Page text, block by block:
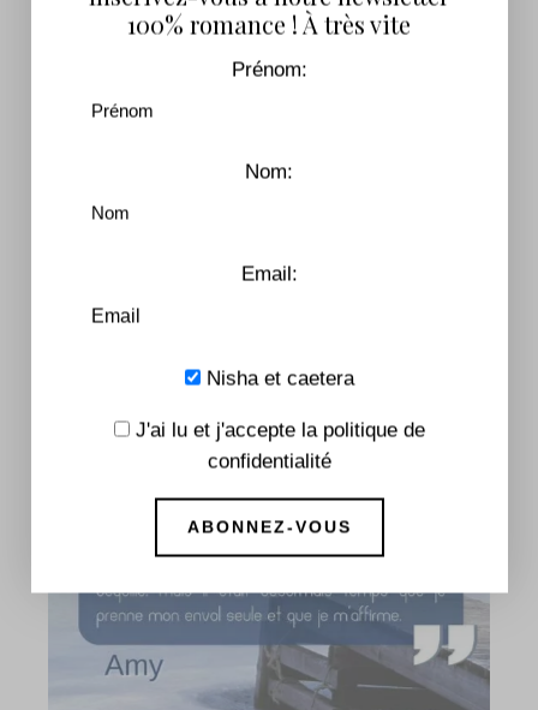
collectées et stockées.
Inscrivez-vous pour recevoir notre lettre
d'information !
100% romance ! À très vite
Prénom:
Nom:
Email:
Nisha et caetera
J'ai lu et j'accepte la politique de
confidentialité